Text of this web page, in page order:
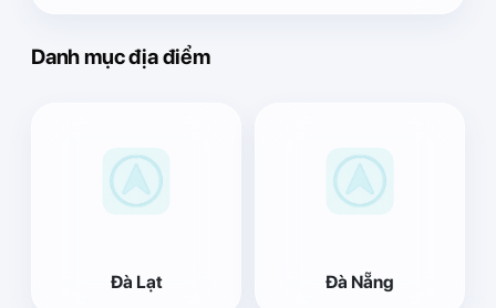
Danh mục địa điểm
Đà Lạt Đà Nẵng